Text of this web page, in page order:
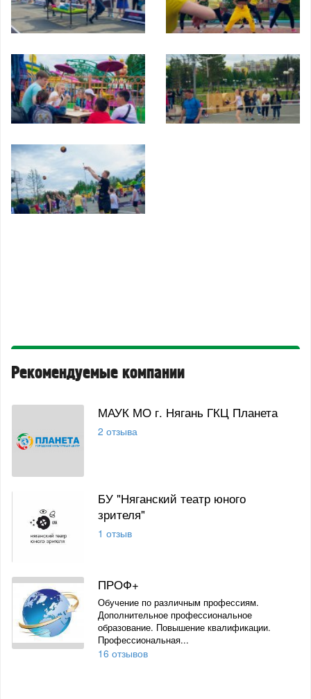
Рекомендуемые компании
МАУК МО г. Нягань ГКЦ Планета
2 отзыва
БУ "Няганский театр юного
зрителя"
1 отзыв
ПРОФ+
Обучение по различным профессиям.
Дополнительное профессиональное
образование. Повышение квалификации.
Профессиональная...
16 отзывов